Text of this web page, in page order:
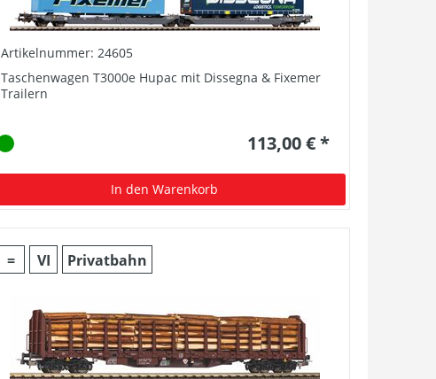
Artikelnummer: 24605
Taschenwagen T3000e Hupac mit Dissegna & Fixemer
Trailern
113,00 € *
In den Warenkorb
= VI Privatbahn